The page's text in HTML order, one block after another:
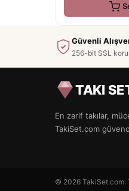
Güvenli
256-bit SSL
TAKI
En zarif takılar,
TakiSet.com
© 2026 TakiSet.com.